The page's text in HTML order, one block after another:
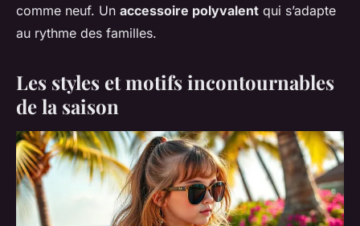
comme neuf. Un accessoire polyvalent qui s’adapte
au rythme des familles.
Les styles et motifs incontournables
de la saison